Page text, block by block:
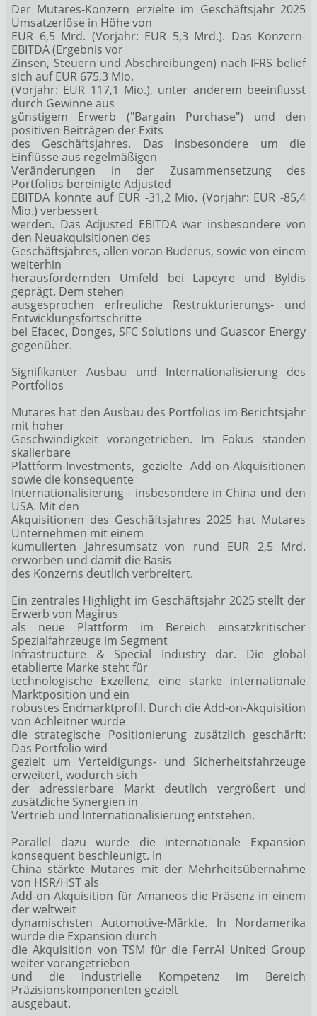
Der Mutares-Konzern erzielte im Geschäftsjahr 2025
Umsatzerlöse in Höhe von
EUR 6,5 Mrd. (Vorjahr: EUR 5,3 Mrd.). Das Konzern-
EBITDA (Ergebnis vor
Zinsen, Steuern und Abschreibungen) nach IFRS belief
sich auf EUR 675,3 Mio.
(Vorjahr: EUR 117,1 Mio.), unter anderem beeinflusst
durch Gewinne aus
günstigem Erwerb ("Bargain Purchase") und den
positiven Beiträgen der Exits
des Geschäftsjahres. Das insbesondere um die
Einflüsse aus regelmäßigen
Veränderungen in der Zusammensetzung des
Portfolios bereinigte Adjusted
EBITDA konnte auf EUR -31,2 Mio. (Vorjahr: EUR -85,4
Mio.) verbessert
werden. Das Adjusted EBITDA war insbesondere von
den Neuakquisitionen des
Geschäftsjahres, allen voran Buderus, sowie von einem
weiterhin
herausfordernden Umfeld bei Lapeyre und Byldis
geprägt. Dem stehen
ausgesprochen erfreuliche Restrukturierungs- und
Entwicklungsfortschritte
bei Efacec, Donges, SFC Solutions und Guascor Energy
gegenüber.
Signifikanter Ausbau und Internationalisierung des
Portfolios
Mutares hat den Ausbau des Portfolios im Berichtsjahr
mit hoher
Geschwindigkeit vorangetrieben. Im Fokus standen
skalierbare
Plattform-Investments, gezielte Add-on-Akquisitionen
sowie die konsequente
Internationalisierung - insbesondere in China und den
USA. Mit den
Akquisitionen des Geschäftsjahres 2025 hat Mutares
Unternehmen mit einem
kumulierten Jahresumsatz von rund EUR 2,5 Mrd.
erworben und damit die Basis
des Konzerns deutlich verbreitert.
Ein zentrales Highlight im Geschäftsjahr 2025 stellt der
Erwerb von Magirus
als neue Plattform im Bereich einsatzkritischer
Spezialfahrzeuge im Segment
Infrastructure & Special Industry dar. Die global
etablierte Marke steht für
technologische Exzellenz, eine starke internationale
Marktposition und ein
robustes Endmarktprofil. Durch die Add-on-Akquisition
von Achleitner wurde
die strategische Positionierung zusätzlich geschärft:
Das Portfolio wird
gezielt um Verteidigungs- und Sicherheitsfahrzeuge
erweitert, wodurch sich
der adressierbare Markt deutlich vergrößert und
zusätzliche Synergien in
Vertrieb und Internationalisierung entstehen.
Parallel dazu wurde die internationale Expansion
konsequent beschleunigt. In
China stärkte Mutares mit der Mehrheitsübernahme
von HSR/HST als
Add-on-Akquisition für Amaneos die Präsenz in einem
der weltweit
dynamischsten Automotive-Märkte. In Nordamerika
wurde die Expansion durch
die Akquisition von TSM für die FerrAl United Group
weiter vorangetrieben
und die industrielle Kompetenz im Bereich
Präzisionskomponenten gezielt
ausgebaut.